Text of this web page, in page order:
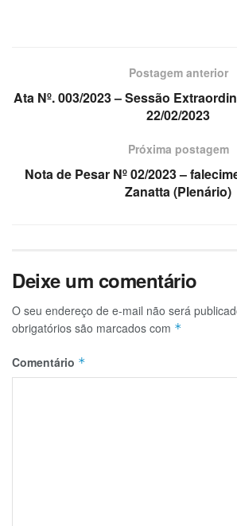
Postagem anterior
Ata Nº. 003/2023 – Sessão
22/02/2023
Próxima postagem
Nota de Pesar Nº 02/2023 –
Zanatta (Plenário)
Deixe um comentário
O seu endereço de e-mail não será
obrigatórios são marcados com *
Comentário *